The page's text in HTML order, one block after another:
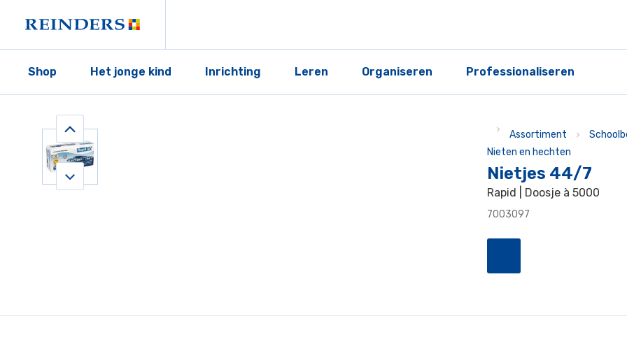
Shop Het jonge kind Inrichting Leren Organiseren Professionaliseren
Assortiment
Nieten en hechten
Nietjes 44/7
Rapid | Doosje à 5000
7003097